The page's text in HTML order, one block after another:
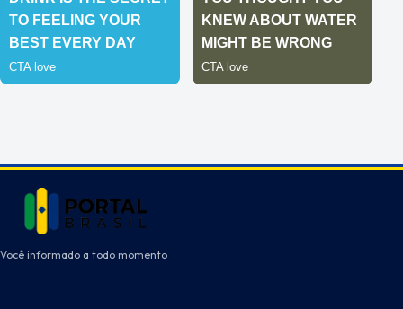
Você informado a todo momento